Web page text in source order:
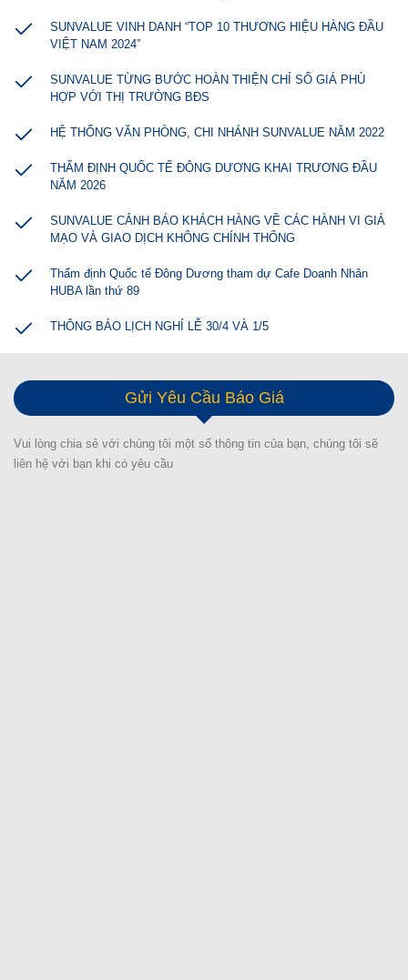
SUNVALUE VINH DANH “TOP 10 THƯƠNG HIỆU HÀNG ĐẦU
VIỆT NAM 2024”
SUNVALUE TỪNG BƯỚC HOÀN THIỆN CHỈ SỐ GIÁ PHÙ
HỢP VỚI THỊ TRƯỜNG BĐS
HỆ THỐNG VĂN PHÒNG, CHI NHÁNH SUNVALUE NĂM 2022
THẨM ĐỊNH QUỐC TẾ ĐÔNG DƯƠNG KHAI TRƯƠNG ĐẦU
NĂM 2026
SUNVALUE CẢNH BÁO KHÁCH HÀNG VỀ CÁC HÀNH VI GIẢ
MẠO VÀ GIAO DỊCH KHÔNG CHÍNH THỐNG
Thẩm định Quốc tế Đông Dương tham dự Cafe Doanh Nhân
HUBA lần thứ 89
THÔNG BÁO LỊCH NGHỈ LỄ 30/4 VÀ 1/5
Gửi Yêu Cầu Báo Giá
Vui lòng chia sẻ với chúng tôi một số thông tin của bạn, chúng tôi sẽ
liên hệ với bạn khi có yêu cầu